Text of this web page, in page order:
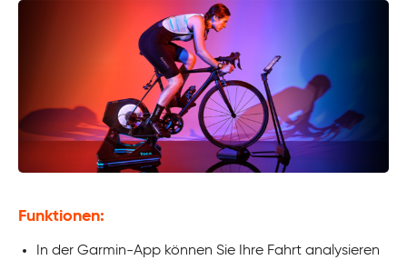
Funktionen:
In der Garmin-App können Sie Ihre Fahrt analysieren